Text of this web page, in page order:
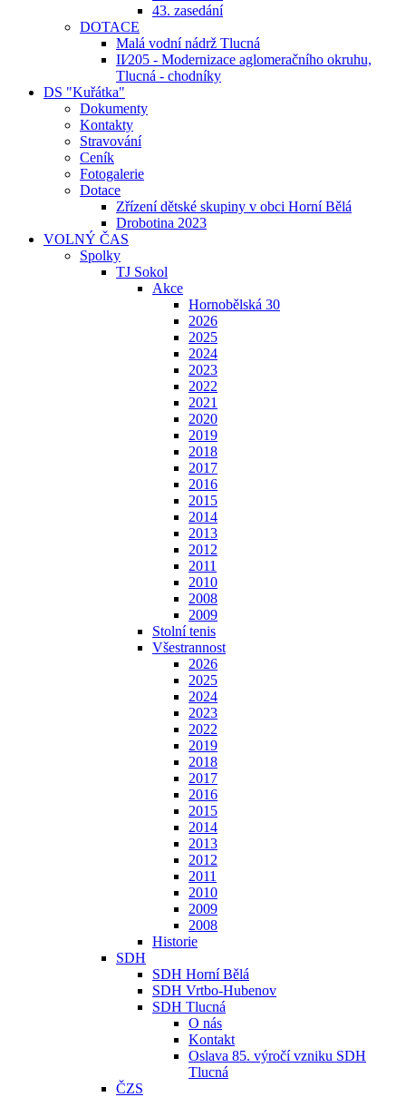
43. zasedání
DOTACE
Malá vodní nádrž Tlucná
II⁄205 - Modernizace aglomeračního okruhu,
Tlucná - chodníky
DS "Kuřátka"
Dokumenty
Kontakty
Stravování
Ceník
Fotogalerie
Dotace
Zřízení dětské skupiny v obci Horní Bělá
Drobotina 2023
VOLNÝ ČAS
Spolky
TJ Sokol
Akce
Hornobělská 30
2026
2025
2024
2023
2022
2021
2020
2019
2018
2017
2016
2015
2014
2013
2012
2011
2010
2008
2009
Stolní tenis
Všestrannost
2026
2025
2024
2023
2022
2019
2018
2017
2016
2015
2014
2013
2012
2011
2010
2009
2008
Historie
SDH
SDH Horní Bělá
SDH Vrtbo-Hubenov
SDH Tlucná
O nás
Kontakt
Oslava 85. výročí vzniku SDH
Tlucná
ČZS